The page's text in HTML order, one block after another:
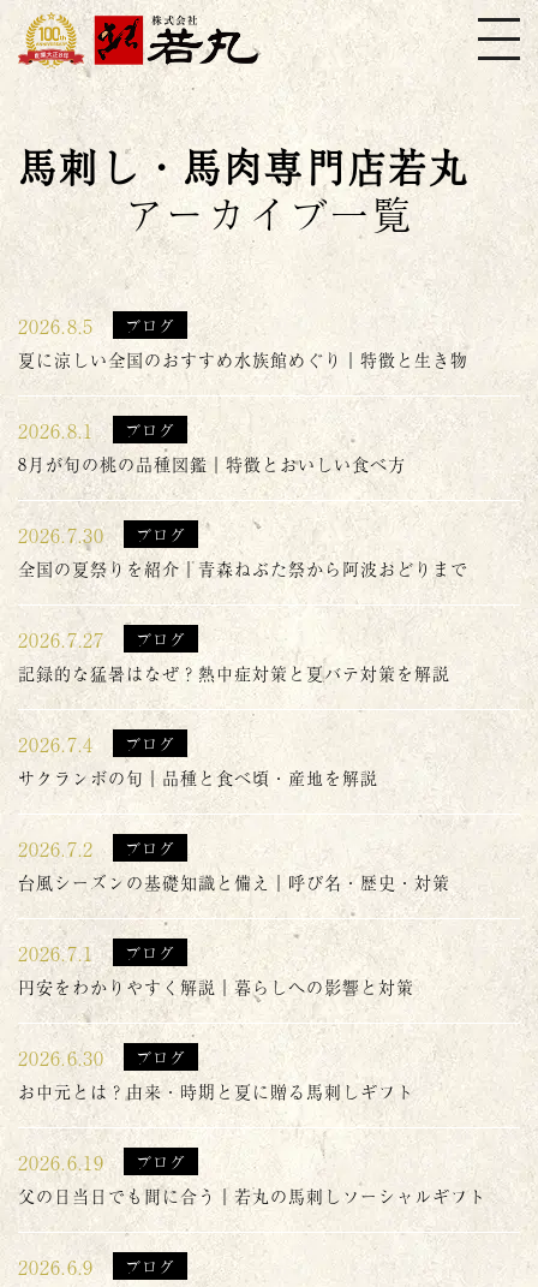
株式会社若丸
馬刺し・馬肉専門店若丸
アーカイブ一覧
2026.8.5 ブログ
夏に涼しい全国のおすすめ水族館めぐり｜特徴と生き物
2026.8.1 ブログ
8月が旬の桃の品種図鑑｜特徴とおいしい食べ方
2026.7.30 ブログ
全国の夏祭りを紹介｜青森ねぶた祭から阿波おどりまで
2026.7.27 ブログ
記録的な猛暑はなぜ？熱中症対策と夏バテ対策を解説
2026.7.4 ブログ
サクランボの旬｜品種と食べ頃・産地を解説
2026.7.2 ブログ
台風シーズンの基礎知識と備え｜呼び名・歴史・対策
2026.7.1 ブログ
円安をわかりやすく解説｜暮らしへの影響と対策
2026.6.30 ブログ
お中元とは？由来・時期と夏に贈る馬刺しギフト
2026.6.19 ブログ
父の日当日でも間に合う｜若丸の馬刺しソーシャルギフト
2026.6.9 ブログ